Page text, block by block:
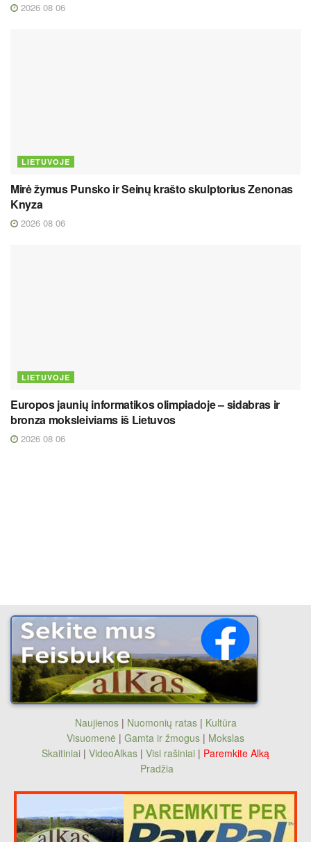
2026 08 06
LIETUVOJE
Mirė žymus Punsko ir Seinų krašto skulptorius Zenonas
Knyza
2026 08 06
LIETUVOJE
Europos jaunių informatikos olimpiadoje – sidabras ir
bronza moksleiviams iš Lietuvos
2026 08 06
Naujienos| Nuomonių ratas| Kultūra
Visuomenė | Gamta ir žmogus | Mokslas
Skaitiniai | VideoAlkas | Visi rašiniai | Paremkite Alką
Pradžia